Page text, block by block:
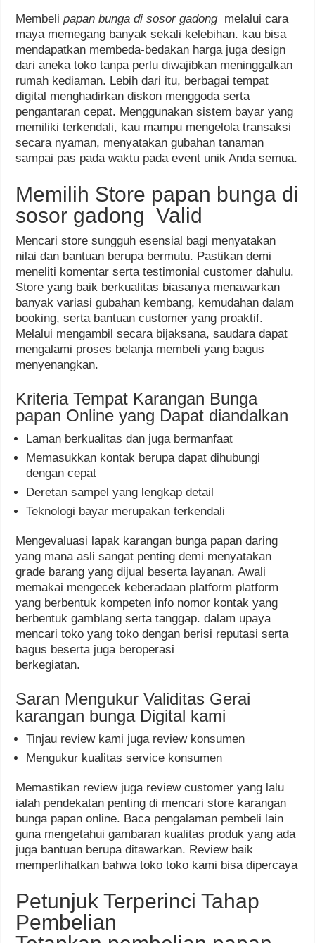
Membelipapan bunga di sosor gadongmelalui cara
maya memegang banyak sekali kelebihan. kau bisa
mendapatkan membeda-bedakan harga juga design
dari aneka toko tanpa perlu diwajibkan meninggalkan
rumah kediaman. Lebih dari itu, berbagai tempat
digital menghadirkan diskon menggoda serta
pengantaran cepat. Menggunakan sistem bayar yang
memiliki terkendali, kau mampu mengelola transaksi
secara nyaman, menyatakan gubahan tanaman
sampai pas pada waktu pada event unik Anda semua.
Memilih Store papan bunga di
sosor gadong Valid
Mencari store sungguh esensial bagi menyatakan
nilai dan bantuan berupa bermutu. Pastikan demi
meneliti komentar serta testimonial customer dahulu.
Store yang baik berkualitas biasanya menawarkan
banyak variasi gubahan kembang, kemudahan dalam
booking, serta bantuan customer yang proaktif.
Melalui mengambil secara bijaksana, saudara dapat
mengalami proses belanja membeli yang bagus
menyenangkan.
Kriteria Tempat Karangan Bunga
papan Online yang Dapat diandalkan
Laman berkualitas dan juga bermanfaat
Memasukkan kontak berupa dapat dihubungi
dengan cepat
Deretan sampel yang lengkap detail
Teknologi bayar merupakan terkendali
Mengevaluasi lapak karangan bunga papan daring
yang mana asli sangat penting demi menyatakan
grade barang yang dijual beserta layanan. Awali
memakai mengecek keberadaan platform platform
yang berbentuk kompeten info nomor kontak yang
berbentuk gamblang serta tanggap. dalam upaya
mencari toko yang toko dengan berisi reputasi serta
bagus beserta juga beroperasi
berkegiatan.
Saran Mengukur Validitas Gerai
karangan bunga Digital kami
Tinjau review kami juga review konsumen
Mengukur kualitas service konsumen
Memastikan review juga review customer yang lalu
ialah pendekatan penting di mencari store karangan
bunga papan online. Baca pengalaman pembeli lain
guna mengetahui gambaran kualitas produk yang ada
juga bantuan berupa ditawarkan. Review baik
memperlihatkan bahwa toko toko kami bisa dipercaya
Petunjuk Terperinci Tahap
Pembelian